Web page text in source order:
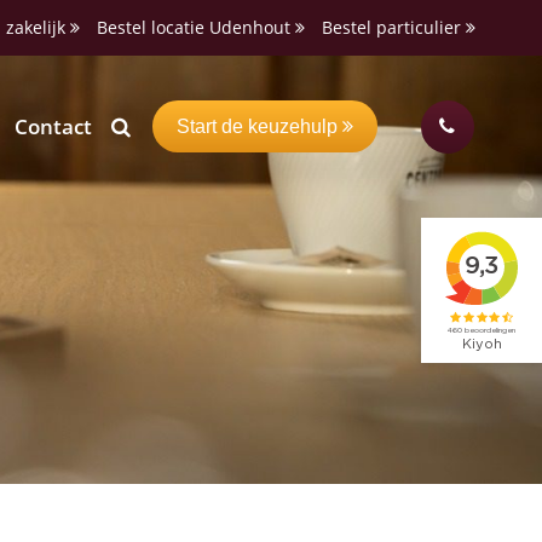
zakelijk Bestel locatie Udenhout Bestel particulier
Contact Start de keuzehulp